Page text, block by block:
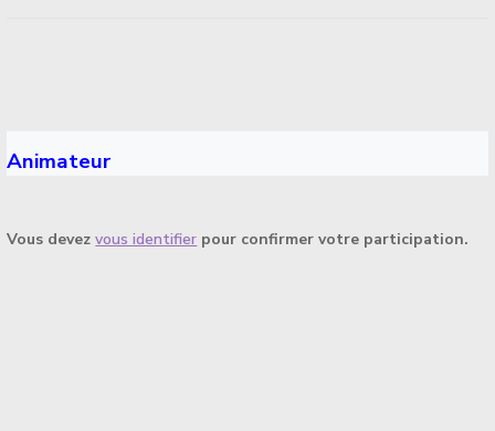
Animateur
Vous devezvous identifier pour confirmer votre participation.